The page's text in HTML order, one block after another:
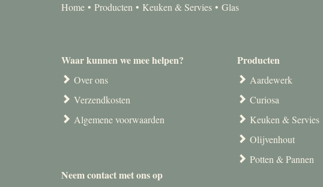
Home Producten Keuken & Servies Glas
Waar kunnen we mee helpen?
Over ons
Verzendkosten
Algemene voorwaarden
Neem contact met ons op
Producten
Aardewerk
Curiosa
Keuken & Servies
Olijvenhout
Potten & Pannen